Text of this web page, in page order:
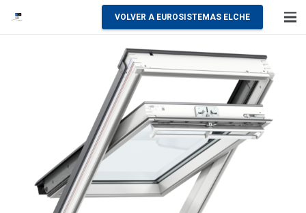
VOLVER A EUROSISTEMAS ELCHE